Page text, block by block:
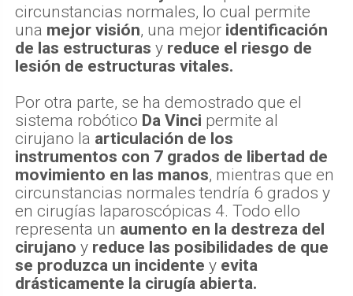
circunstancias normales, lo cual permite
una mejor visión, una mejor identificación
de las estructuras y reduce el riesgo de
lesión de estructuras vitales.
Por otra parte, se ha demostrado que el
sistema robótico Da Vinci permite al
cirujano la articulación de los
instrumentos con 7 grados de libertad de
movimiento en las manos, mientras que en
circunstancias normales tendría 6 grados y
en cirugías laparoscópicas 4. Todo ello
representa un aumento en la destreza del
cirujano y reduce las posibilidades de que
se produzca un incidente y evita
drásticamente la cirugía abierta.